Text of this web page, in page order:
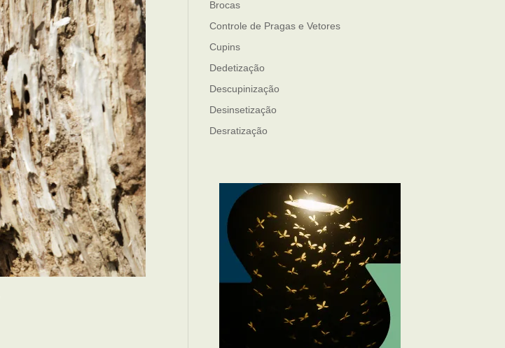
Brocas
Controle de Pragas e Vetores
Cupins
Dedetização
Descupinização
Desinsetização
Desratização
Mosquitos
Percevejo de Cama
Pulgas e Carrapatos
Ratos
Sanitização